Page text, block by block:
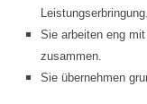
Leistungserbringung.
Sie arbeiten eng
zusammen.
Sie übernehmen